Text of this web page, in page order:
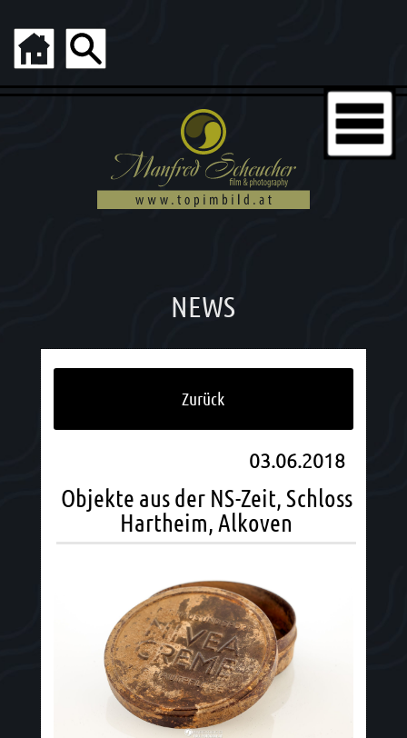
NEWS
Zurück
03.06.2018
Objekte aus der NS-Zeit, Schloss
Hartheim, Alkoven